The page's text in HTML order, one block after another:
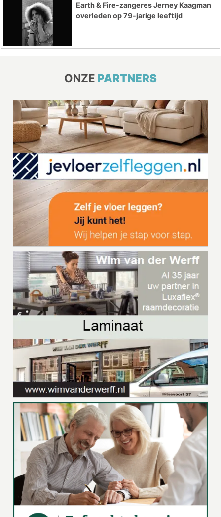
Earth & Fire-zangeres Jerney Kaagman
overleden op 79-jarige leeftijd
ONZE PARTNERS